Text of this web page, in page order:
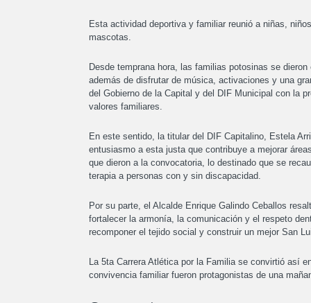
Esta actividad deportiva y familiar reunió a niñas,
mascotas.
Desde temprana hora, las familias potosinas se
además de disfrutar de música, activaciones y una
del Gobierno de la Capital y del DIF Municipal con la
valores familiares.
En este sentido, la titular del DIF Capitalino, Estela
entusiasmo a esta justa que contribuye a mejorar
que dieron a la convocatoria, lo destinado que se
terapia a personas con y sin discapacidad.
Por su parte, el Alcalde Enrique Galindo Ceballos
fortalecer la armonía, la comunicación y el respeto
recomponer el tejido social y construir un mejor San
La 5ta Carrera Atlética por la Familia se convirtió así
convivencia familiar fueron protagonistas de una